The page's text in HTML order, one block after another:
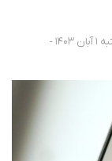
دوشنبه 30 مهر 1403 - 22:00 - به‌روزشده در سه‌شنبه 1 آبان 1403 -